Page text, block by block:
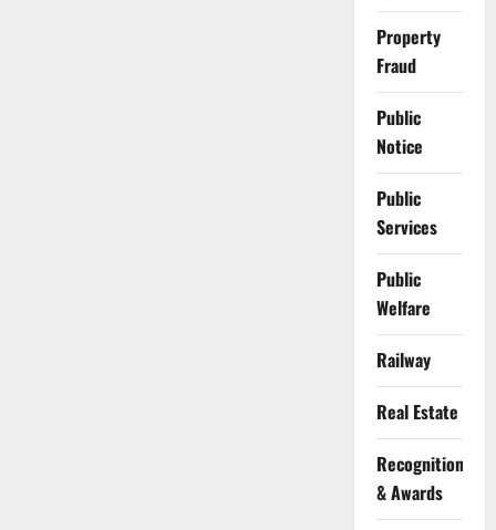
Property
Fraud
Public
Notice
Public
Services
Public
Welfare
Railway
Real Estate
Recognition
& Awards